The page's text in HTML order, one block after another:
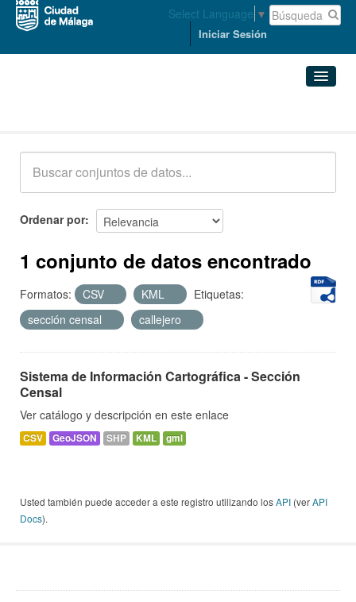
Select Language ▼
Iniciar Sesión
Acerca de
Ordenar por
1 conjunto de datos encontrado
Formatos: CSV KML
Etiquetas:
sección censal
callejero
Sistema de Información Cartográfica - Sección
Censal
Ver catálogo y descripción en este enlace
CSV GeoJSON SHP KML gml
Usted también puede acceder a este registro utilizando losAPI (verAPI
Docs).